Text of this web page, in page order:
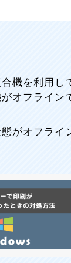
機を利用
オフライン
がオフラ